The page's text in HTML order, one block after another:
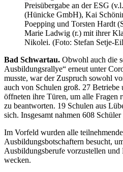
Preisübergabe an der ESG
(Hünicke GmbH), Kai
Poepping und Torsten Hardt
Marie Ladwig (r.) mit ihrer
Nikolei. (Foto: Stefan Setje-
Bad Schwartau. Obwohl auch die
Ausbildungsrallye“ erneut unter
musste, war der Zuspruch sowohl
auch von Schulen groß. 27 Betriebe
öffneten ihre Türen, um alle Fragen
zu beantworten. 19 Schulen aus
sich. Insgesamt nahmen 608 Schüler
Im Vorfeld wurden alle
Ausbildungsbotschaftern besucht,
Ausbildungsberufe vorzustellen und
wecken.